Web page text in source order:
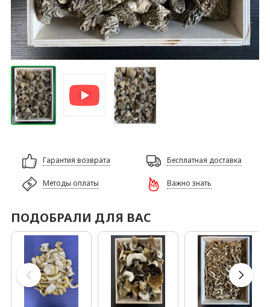
Гарантия возврата Бесплатная доставка
Методы оплаты Важно знать
ПОДОБРАЛИ ДЛЯ ВАС